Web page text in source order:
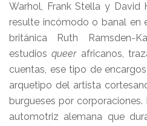
Warhol, Frank Stella y David
resulte incómodo o banal en
británica Ruth Ramsden-
estudiosqueerafricanos,
cuentas, ese tipo de
arquetipo del artista
burgueses por
automotriz alemana que